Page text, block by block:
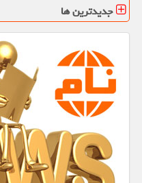
جدیدترین ها